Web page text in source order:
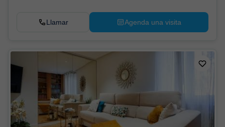
Llamar Agenda una visita